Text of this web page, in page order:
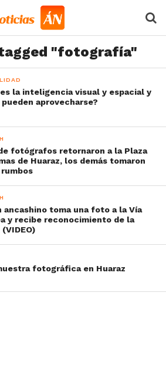
"fotografía"
es la inteligencia visual y espacial y
pueden aprovecharse?
fotógrafos retornaron a la Plaza
de Huaraz, los demás tomaron
ancashino toma una foto a la Vía
y recibe reconocimiento de la
(VIDEO)
fotográfica en Huaraz